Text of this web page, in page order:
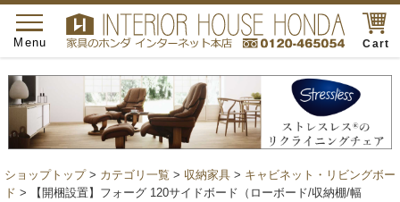
Cart
toggle
navigation
Menu
ショップトップ> カテゴリ一覧 > 収納家具 > キャビネット・リビングボー
ド > 【開梱設置】フォーグ 120サイドボード（ローボード/収納棚/幅